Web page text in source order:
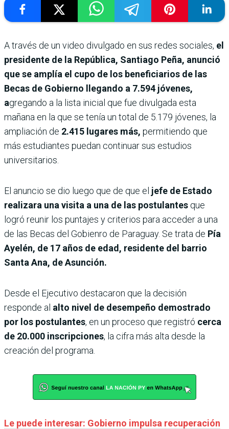
A través de un video divulgado en sus redes sociales, el
presidente de la República, Santiago Peña, anunció
que se amplía el cupo de los beneficiarios de las
Becas de Gobierno llegando a 7.594 jóvenes,
agregando a la lista inicial que fue divulgada esta
mañana en la que se tenía un total de 5.179 jóvenes, la
ampliación de 2.415 lugares más, permitiendo que
más estudiantes puedan continuar sus estudios
universitarios.
El anuncio se dio luego que de que el jefe de Estado
realizara una visita a una de las postulantes que
logró reunir los puntajes y criterios para acceder a una
de las Becas del Gobienro de Paraguay. Se trata de Pía
Ayelén, de 17 años de edad, residente del barrio
Santa Ana, de Asunción.
Desde el Ejecutivo destacaron que la decisión
responde al alto nivel de desempeño demostrado
por los postulantes, en un proceso que registró cerca
de 20.000 inscripciones, la cifra más alta desde la
creación del programa.
Le puede interesar: Gobierno impulsa recuperación